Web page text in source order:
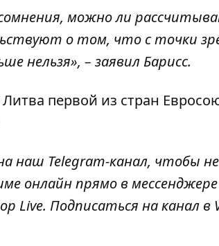
можно ли
о том, что с точки
нельзя», – заявил Барисс.
первой из стран
наш Telegram-канал, чтобы
онлайн прямо в
Live. Подписаться на канал в